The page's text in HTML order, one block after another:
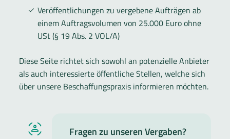
Veröffentlichungen zu vergebene Aufträgen ab
einem Auftragsvolumen von 25.000 Euro ohne
USt (§ 19 Abs. 2 VOL/A)
Diese Seite richtet sich sowohl an potenzielle Anbieter
als auch interessierte öffentliche Stellen, welche sich
über unsere Beschaffungspraxis informieren möchten.
Fragen zu unseren Vergaben?